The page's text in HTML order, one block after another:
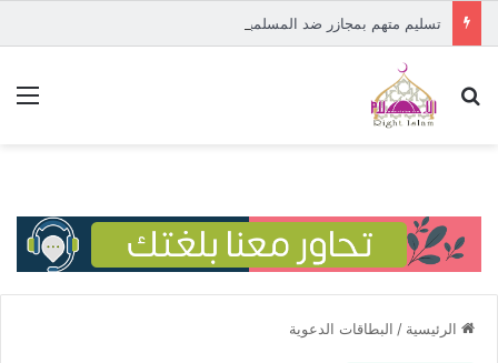
بحث عن
الرئيسية / البطاقات الدعوية